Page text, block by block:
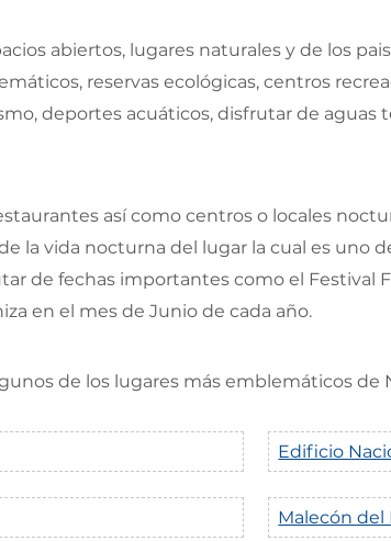
abiertos, lugares naturales y de los
reservas ecológicas, centros
deportes acuáticos, disfrutar de aguas
así como centros o locales
la vida nocturna del lugar la cual es uno
de fechas importantes como el Festival
en el mes de Junio de cada año.
de los lugares más emblemáticos de
Edificio
Malecón del